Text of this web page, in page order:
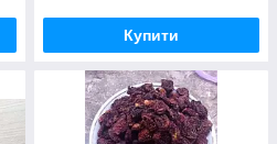
Купити